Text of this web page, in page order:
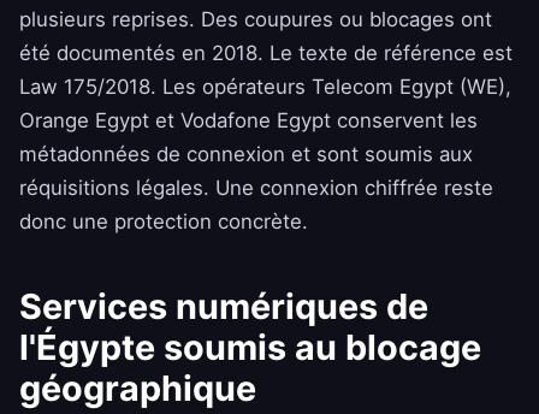
plusieurs reprises. Des coupures ou blocages ont
été documentés en 2018. Le texte de référence est
Law 175/2018. Les opérateurs Telecom Egypt (WE),
Orange Egypt et Vodafone Egypt conservent les
métadonnées de connexion et sont soumis aux
réquisitions légales. Une connexion chiffrée reste
donc une protection concrète.
Services numériques de
l'Égypte soumis au blocage
géographique